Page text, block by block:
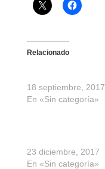
Relacionado
18 septiembre, 2017
En «Sin categoría»
23 diciembre, 2017
En «Sin categoría»